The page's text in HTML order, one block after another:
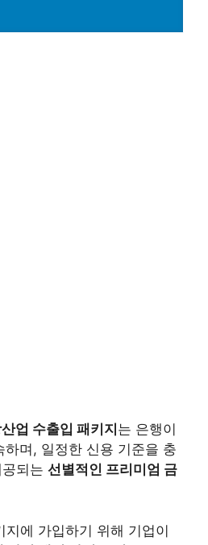
업 수출입 패키지 는 은행이
하며, 일정한 신용 기준을 충
되는 선별적인 프리미엄 금
지에 가입하기 위해 기업이